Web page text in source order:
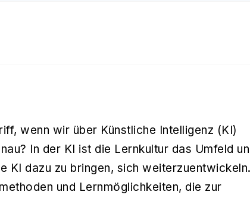
wenn wir über Künstliche Intelligenz (KI)
In der KI ist die Lernkultur das Umfeld
KI dazu zu bringen, sich weiterzuentwickeln.
und Lernmöglichkeiten, die zur